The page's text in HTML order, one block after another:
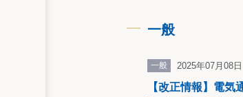
一般
一般 2025年07月08日
【改正情報】電気